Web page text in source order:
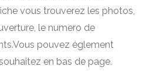
vous trouverez les photos,
le numero de
pouvez églement
en bas de page.